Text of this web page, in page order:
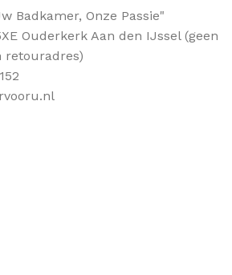
Badkamer, Onze Passie"
Ouderkerk Aan den IJssel (geen
retouradres)